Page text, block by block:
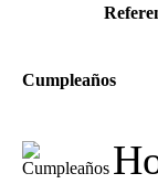
Cumpleaños